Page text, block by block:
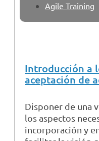
Agile Training
Introducción a
aceptación de
Disponer de una
los aspectos
incorporación y